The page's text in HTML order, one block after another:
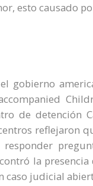
esto causado
gobierno
de detención
reflejaron
la
caso judicial